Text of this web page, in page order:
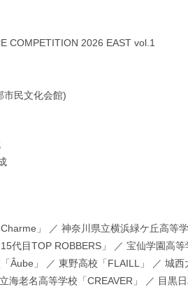
COMPETITION 2026 EAST vol.1
市民文化会館)
」 ／ 神奈川県立横浜緑ケ丘高等
代目TOP ROBBERS」 ／ 宝仙学園高等
Âube」 ／ 東野高校「FLAILL」 ／ 城
海老名高等学校「CREAVER」 ／ 目黒